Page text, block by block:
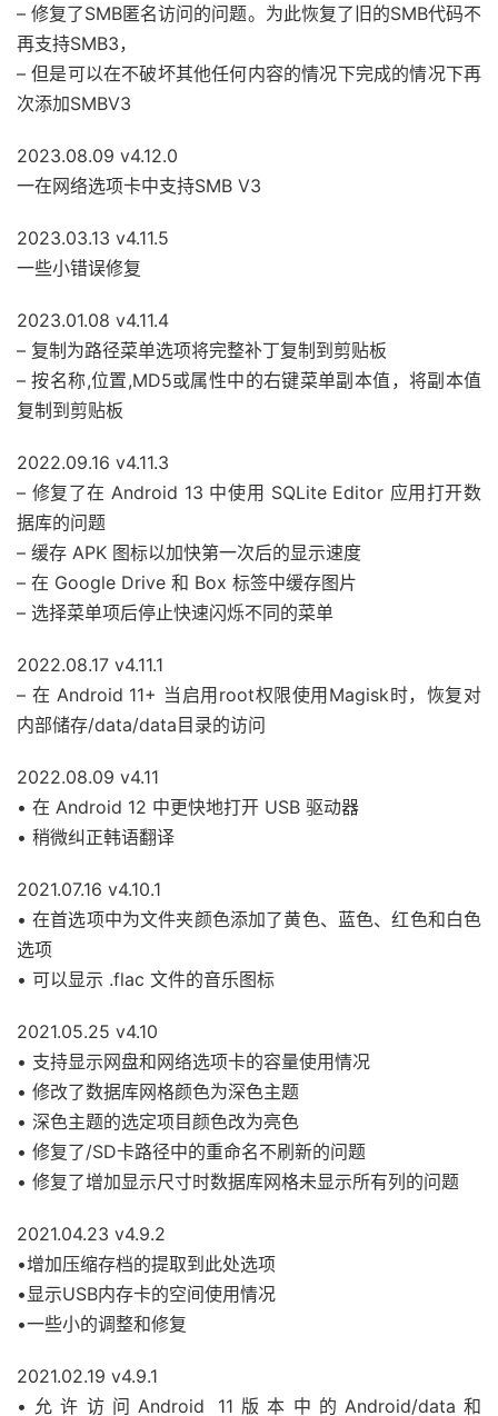
– 修复了SMB匿名访问的问题。为此恢复了旧的SMB代码不
再支持SMB3，
– 但是可以在不破坏其他任何内容的情况下完成的情况下再
次添加SMBV3
2023.08.09 v4.12.0
一在网络选项卡中支持SMB V3
2023.03.13 v4.11.5
一些小错误修复
2023.01.08 v4.11.4
– 复制为路径菜单选项将完整补丁复制到剪贴板
– 按名称,位置,MD5或属性中的右键菜单副本值，将副本值
复制到剪贴板
2022.09.16 v4.11.3
– 修复了在 Android 13 中使用 SQLite Editor 应用打开数
据库的问题
– 缓存 APK 图标以加快第一次后的显示速度
– 在 Google Drive 和 Box 标签中缓存图片
– 选择菜单项后停止快速闪烁不同的菜单
2022.08.17 v4.11.1
– 在 Android 11+ 当启用root权限使用Magisk时，恢复对
内部储存/data/data目录的访问
2022.08.09 v4.11
• 在 Android 12 中更快地打开 USB 驱动器
• 稍微纠正韩语翻译
2021.07.16 v4.10.1
• 在首选项中为文件夹颜色添加了黄色、蓝色、红色和白色
选项
• 可以显示 .flac 文件的音乐图标
2021.05.25 v4.10
• 支持显示网盘和网络选项卡的容量使用情况
• 修改了数据库网格颜色为深色主题
• 深色主题的选定项目颜色改为亮色
• 修复了/SD卡路径中的重命名不刷新的问题
• 修复了增加显示尺寸时数据库网格未显示所有列的问题
2021.04.23 v4.9.2
•增加压缩存档的提取到此处选项
•显示USB内存卡的空间使用情况
•一些小的调整和修复
2021.02.19 v4.9.1
•允许访问Android 11版本中的Android/data和